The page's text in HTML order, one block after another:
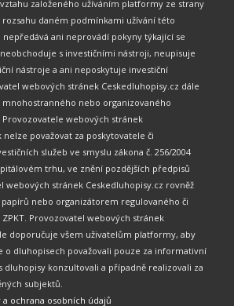
založeného užíváním platformy ze strany
daném podmínkami užívání této
ani neprovádí pokyny týkající se
s investičními nástroji, neupisuje
nástroje a ani neposkytuje investiční
webových stránek Ceskedluhopisy.cz dále
nebo organizovaného
webových stránek
nelze považovat za poskytovatele či
služeb ve smyslu zákona č. 256/2004
trhu, ve znění pozdějších předpisů
webových stránek Ceskedluhopisy.cz rovněž
nebo organizátorem regulovaného či
Provozovatel webových stránek
doporučuje všem uživatelům platformy, aby
o dluhopisech považovali pouze za informativní
dluhopisy konzultovali a případně realizovali za
subjektů.
ochrana osobních údajů